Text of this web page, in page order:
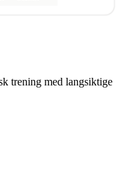
trening med langsiktige